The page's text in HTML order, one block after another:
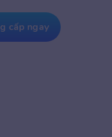
cấp ngay